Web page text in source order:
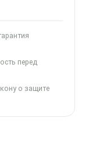
перед
о защите